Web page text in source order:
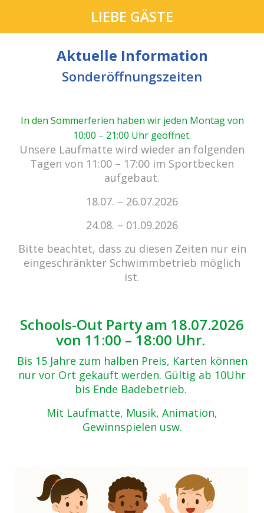
cabrio Senden - das Bad.
Außergewöhnlich, vielfältig!
Kein Einlass bei Gewitter
zu den E-Tickets
Zurück zur Übersicht
LIEBE GÄSTE
Aktuelle Information
Sonderöffnungszeiten
In den Sommerferien haben wir jeden Montag von
10:00 – 21:00 Uhr geöffnet.
Unsere Laufmatte wird wieder an folgenden
Tagen von 11:00 – 17:00 im Sportbecken
aufgebaut.
18.07. – 26.07.2026
24.08. – 01.09.2026
Bitte beachtet, dass zu diesen Zeiten nur ein
eingeschränkter Schwimmbetrieb möglich
ist.
Schools-Out Party am 18.07.2026
von 11:00 – 18:00 Uhr.
Bis 15 Jahre zum halben Preis, Karten können
nur vor Ort gekauft werden. Gültig ab 10Uhr
bis Ende Badebetrieb.
Mit Laufmatte, Musik, Animation,
Gewinnspielen usw.